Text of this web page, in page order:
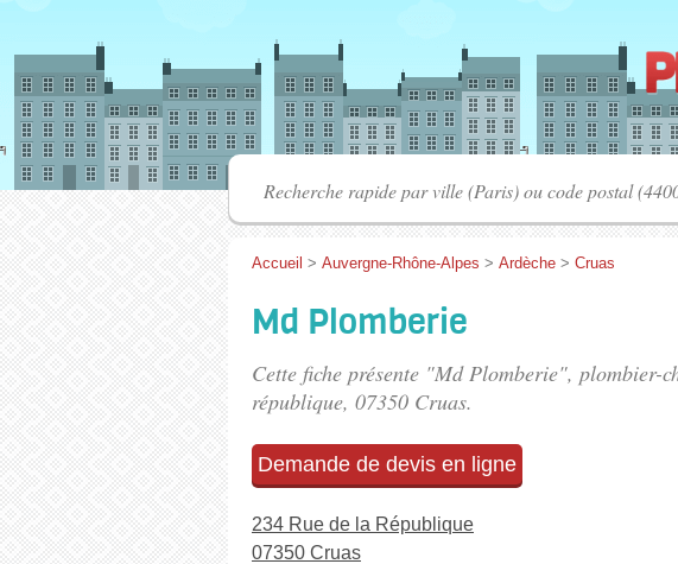
Accueil > Auvergne-Rhône-Alpes > Ardèche > Cruas
Md Plomberie
Cette fiche présente "Md Plomberie", plombier-
république, 07350 Cruas.
Demande de devis en ligne
234 Rue de la République
07350 Cruas